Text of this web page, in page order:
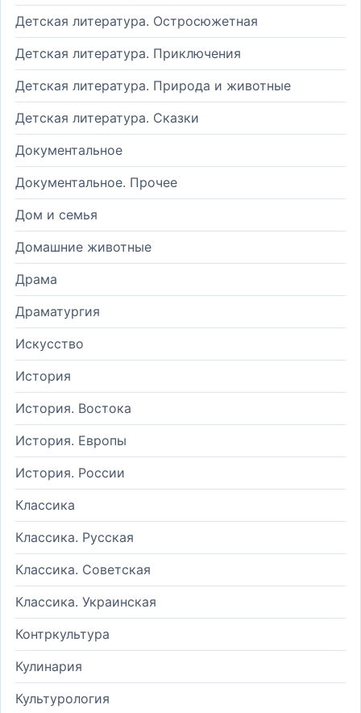
Детская литература. Остросюжетная
Детская литература. Приключения
Детская литература. Природа и животные
Детская литература. Сказки
Документальное
Документальное. Прочее
Дом и семья
Домашние животные
Драма
Драматургия
Искусство
История
История. Востока
История. Европы
История. России
Классика
Классика. Русская
Классика. Советская
Классика. Украинская
Контркультура
Кулинария
Культурология